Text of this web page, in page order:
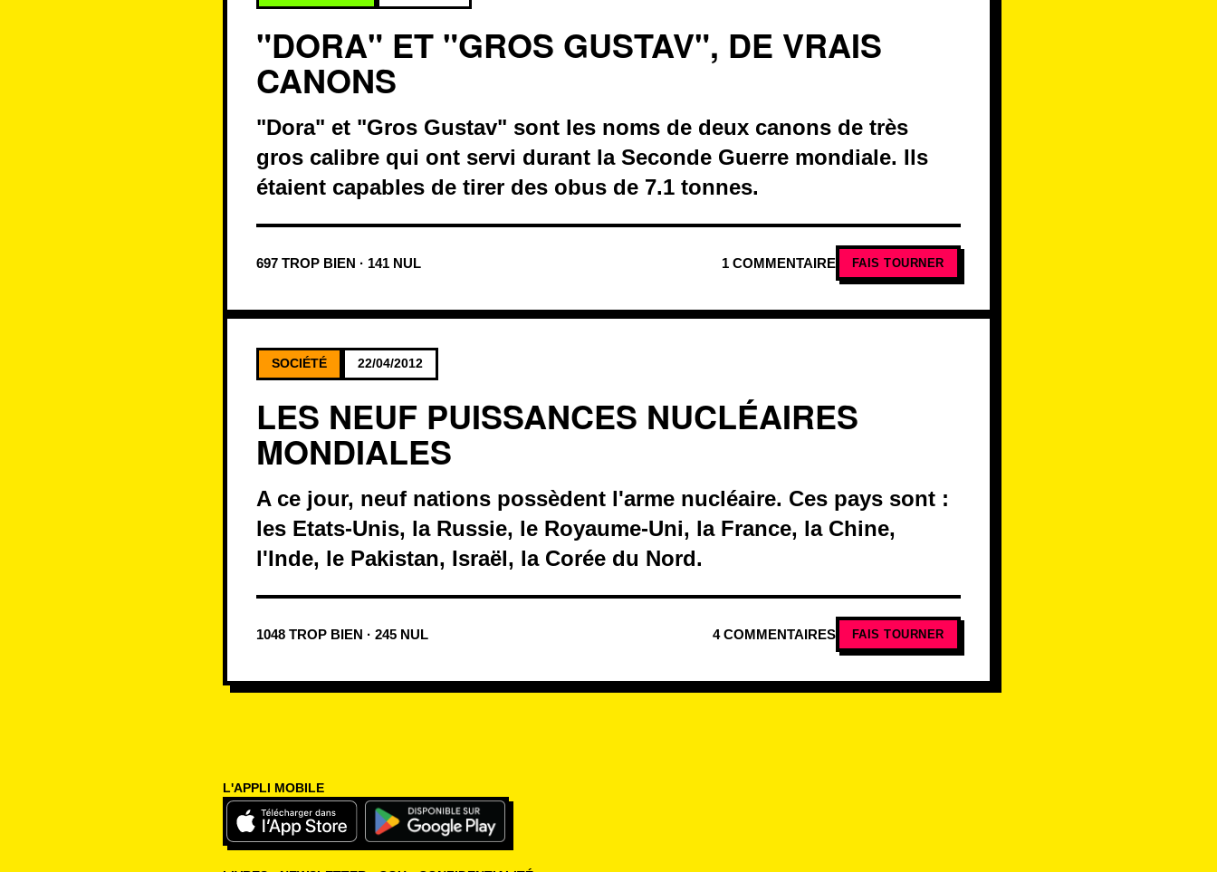
"DORA" ET "GROS GUSTAV", DE VRAIS
CANONS
"Dora" et "Gros Gustav" sont les noms de deux canons de très
gros calibre qui ont servi durant la Seconde Guerre mondiale. Ils
étaient capables de tirer des obus de 7.1 tonnes.
697 TROP BIEN · 141 NUL 1 COMMENTAIRE FAIS TOURNER
SOCIÉTÉ 22/04/2012
LES NEUF PUISSANCES NUCLÉAIRES
MONDIALES
A ce jour, neuf nations possèdent l'arme nucléaire. Ces pays sont :
les Etats-Unis, la Russie, le Royaume-Uni, la France, la Chine,
l'Inde, le Pakistan, Israël, la Corée du Nord.
1048 TROP BIEN · 245 NUL 4 COMMENTAIRES FAIS TOURNER
L'APPLI MOBILE